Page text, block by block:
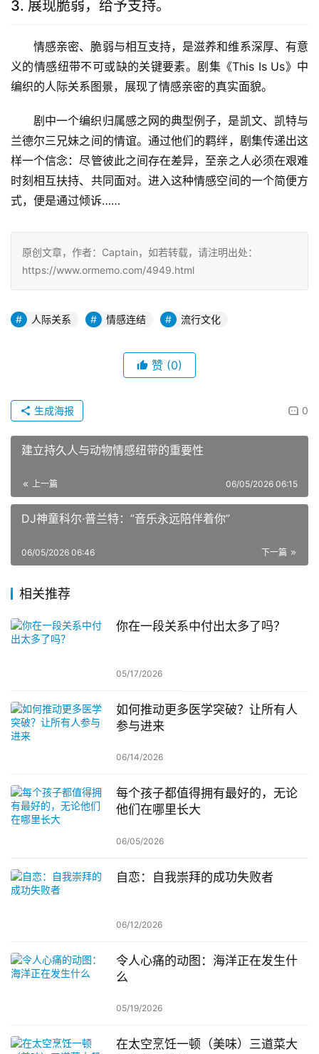
3. 展现脆弱，给予支持。
情感亲密、脆弱与相互支持，是滋养和维系深厚、有意
义的情感纽带不可或缺的关键要素。剧集《This Is Us》中
编织的人际关系图景，展现了情感亲密的真实面貌。
剧中一个编织归属感之网的典型例子，是凯文、凯特与
兰德尔三兄妹之间的情谊。通过他们的羁绊，剧集传递出这
样一个信念：尽管彼此之间存在差异，至亲之人必须在艰难
时刻相互扶持、共同面对。进入这种情感空间的一个简便方
式，便是通过倾诉……
原创文章，作者：Captain，如若转载，请注明出处：
https://www.ormemo.com/4949.html
人际关系 情感连结 流行文化
赞 (0)
0
生成海报
建立持久人与动物情感纽带的重要性
上一篇 06/05/2026 06:15
DJ神童科尔·普兰特：”音乐永远陪伴着你”
下一篇
06/05/2026 06:46
相关推荐
你在一段关系中付出太多了吗？
05/17/2026
如何推动更多医学突破？让所有人
参与进来
06/14/2026
每个孩子都值得拥有最好的，无论
他们在哪里长大
06/05/2026
自恋：自我崇拜的成功失败者
06/12/2026
令人心痛的动图：海洋正在发生什
么
05/19/2026
在太空烹饪一顿（美味）三道菜大